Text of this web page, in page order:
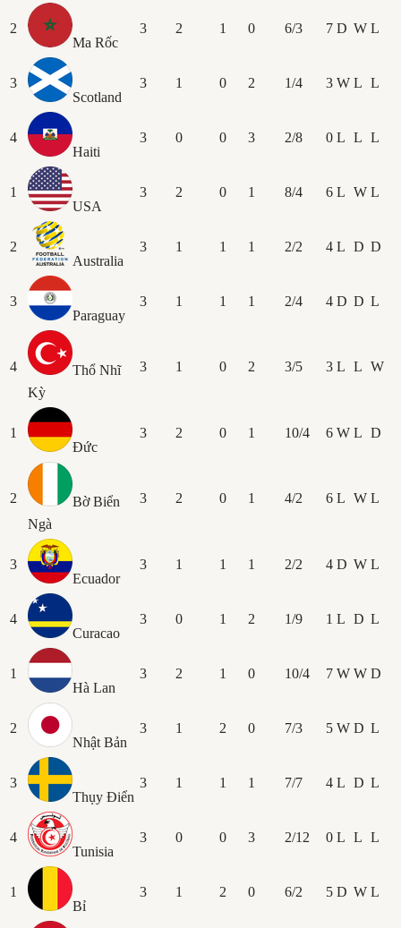
2
Ma Rốc
3 2 1 0 6/3 7 D W L
3
Scotland
3 1 0 2 1/4 3 W L L
4
Haiti
3 0 0 3 2/8 0 L L L
1
USA
3 2 0 1 8/4 6 L W L
2
Australia
3 1 1 1 2/2 4 L D D
3
Paraguay
3 1 1 1 2/4 4 D D L
4
Thổ Nhĩ
Kỳ
3 1 0 2 3/5 3 L L W
1
Đức
3 2 0 1 10/4 6 W L D
2
Bờ Biển
Ngà
3 2 0 1 4/2 6 L W L
3
Ecuador
3 1 1 1 2/2 4 D W L
4
Curacao
3 0 1 2 1/9 1 L D L
1
Hà Lan
3 2 1 0 10/4 7 W W D
2
Nhật Bản
3 1 2 0 7/3 5 W D L
3
Thụy Điển
3 1 1 1 7/7 4 L D L
4
Tunisia
3 0 0 3 2/12 0 L L L
1
Bỉ
3 1 2 0 6/2 5 D W L